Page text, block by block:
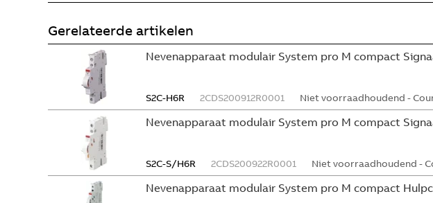
Gerelateerde artikelen
Nevenapparaat modulair System pro M compact
S2C-H6R 2CDS200912R0001 Niet voorraadhoudend -
Nevenapparaat modulair System pro M compact
S2C-S/H6R 2CDS200922R0001 Niet voorraadhoudend -
Nevenapparaat modulair System pro M compact